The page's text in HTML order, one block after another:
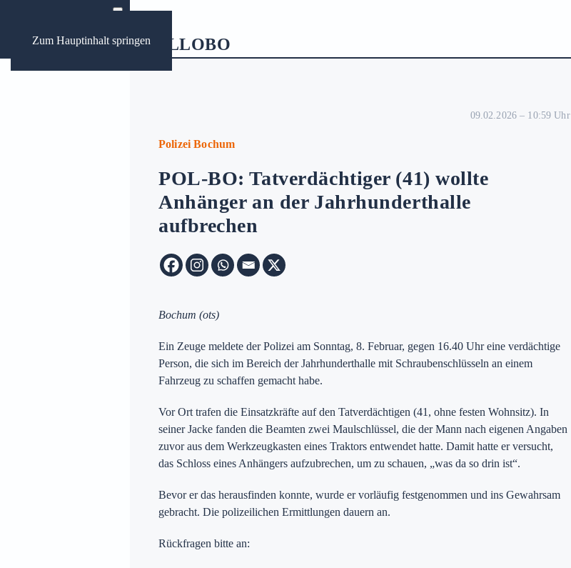
Zum Hauptinhalt springen
09.02.2026 – 10:59 Uhr
Polizei Bochum
POL-BO: Tatverdächtiger (41) wollte
Anhänger an der Jahrhunderthalle
aufbrechen
Bochum (ots)
Ein Zeuge meldete der Polizei am Sonntag, 8. Februar, gegen 16.40 Uhr eine verdächtige
Person, die sich im Bereich der Jahrhunderthalle mit Schraubenschlüsseln an einem
Fahrzeug zu schaffen gemacht habe.
Vor Ort trafen die Einsatzkräfte auf den Tatverdächtigen (41, ohne festen Wohnsitz). In
seiner Jacke fanden die Beamten zwei Maulschlüssel, die der Mann nach eigenen Angaben
zuvor aus dem Werkzeugkasten eines Traktors entwendet hatte. Damit hatte er versucht,
das Schloss eines Anhängers aufzubrechen, um zu schauen, „was da so drin ist“.
Bevor er das herausfinden konnte, wurde er vorläufig festgenommen und ins Gewahrsam
gebracht. Die polizeilichen Ermittlungen dauern an.
Rückfragen bitte an: